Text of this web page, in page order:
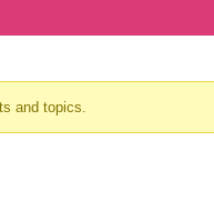
and topics.